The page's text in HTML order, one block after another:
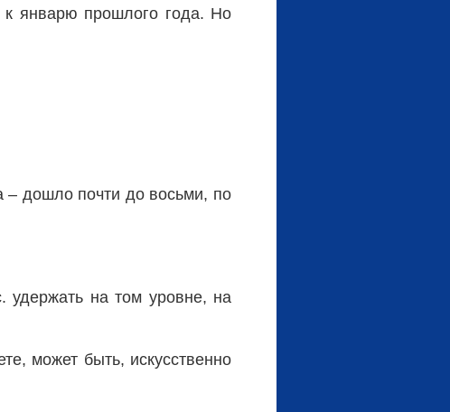
январю прошлого года. Но
– дошло почти до восьми, по
на том уровне, на
может быть, искусственно